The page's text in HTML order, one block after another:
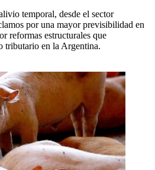
temporal, desde el sector
por una mayor previsibilidad en
reformas estructurales que
tributario en la Argentina.